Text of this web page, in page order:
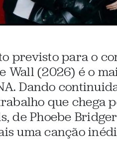
previsto para o
Wall (2026) é o
Dando
que chega
de Phoebe
uma canção